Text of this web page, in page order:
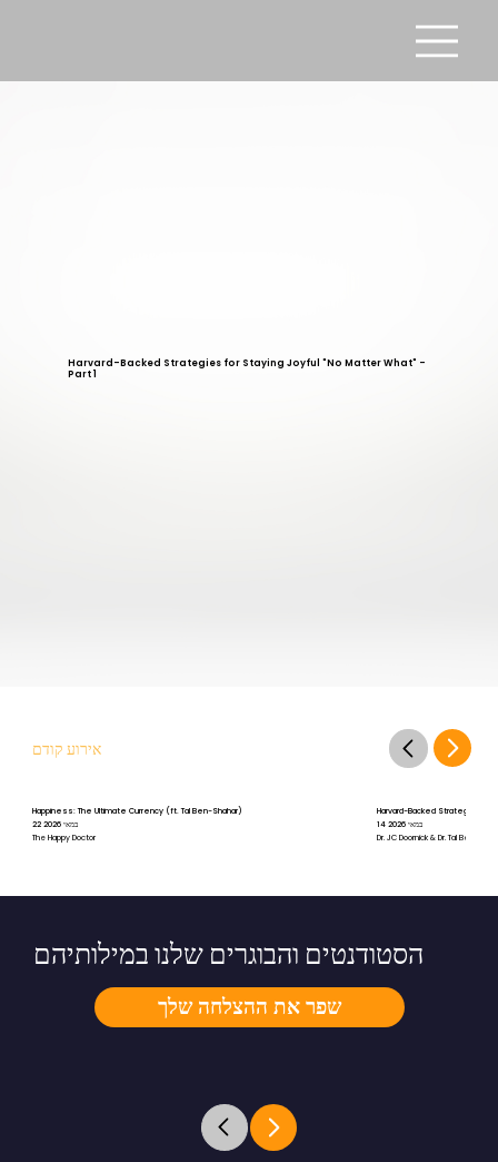
Harvard-Backed Strategies for Staying Joyful "No Matter What" -
Part 1
אירוע קודם
Happiness: The Ultimate Currency (ft. Tal Ben-Shahar)
22 במאי 2026
The Happy Doctor
Harvard-Backed Strategies for
14 במאי 2026
Dr. JC Doornick & Dr. Tal Ben-
שפר את ההצלחה שלך
הסטודנטים והבוגרים שלנו במילותיהם